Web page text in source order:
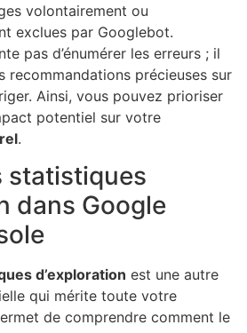
volontairement ou
exclues par Googlebot.
pas d’énumérer les erreurs ; il
recommandations précieuses sur
Ainsi, vous pouvez prioriser
potentiel sur votre
.
statistiques
dans Google
d’exploration est une autre
qui mérite toute votre
de comprendre comment le